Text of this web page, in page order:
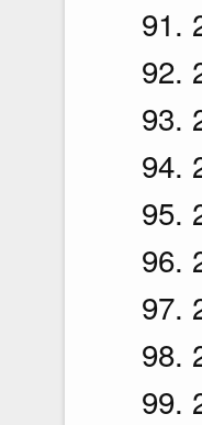
91.
92.
93.
94.
95.
96.
97.
98.
99.